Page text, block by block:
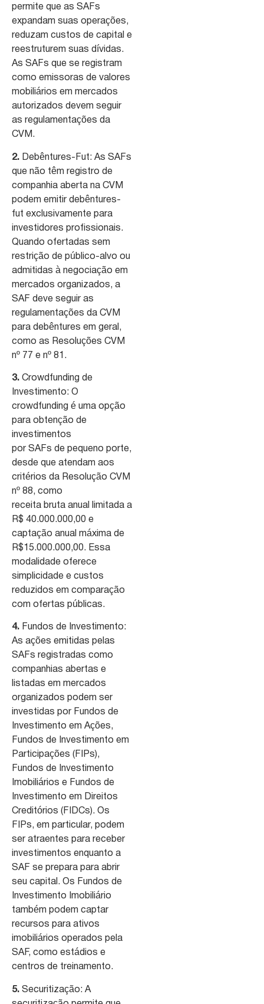
permite que as SAFs
expandam suas operações,
reduzam custos de capital e
reestruturem suas dívidas.
As SAFs que se registram
como emissoras de valores
mobiliários em mercados
autorizados devem seguir
as regulamentações da
CVM.
2. Debêntures-Fut: As SAFs
que não têm registro de
companhia aberta na CVM
podem emitir debêntures-
fut exclusivamente para
investidores profissionais.
Quando ofertadas sem
restrição de público-alvo ou
admitidas à negociação em
mercados organizados, a
SAF deve seguir as
regulamentações da CVM
para debêntures em geral,
como as Resoluções CVM
nº 77 e nº 81.
3. Crowdfunding de
Investimento: O
crowdfunding é uma opção
para obtenção de
investimentos
por SAFs de pequeno porte,
desde que atendam aos
critérios da Resolução CVM
nº 88, como
receita bruta anual limitada a
R$ 40.000.000,00 e
captação anual máxima de
R$15.000.000,00. Essa
modalidade oferece
simplicidade e custos
reduzidos em comparação
com ofertas públicas.
4. Fundos de Investimento:
As ações emitidas pelas
SAFs registradas como
companhias abertas e
listadas em mercados
organizados podem ser
investidas por Fundos de
Investimento em Ações,
Fundos de Investimento em
Participações (FIPs),
Fundos de Investimento
Imobiliários e Fundos de
Investimento em Direitos
Creditórios (FIDCs). Os
FIPs, em particular, podem
ser atraentes para receber
investimentos enquanto a
SAF se prepara para abrir
seu capital. Os Fundos de
Investimento Imobiliário
também podem captar
recursos para ativos
imobiliários operados pela
SAF, como estádios e
centros de treinamento.
5. Securitização: A